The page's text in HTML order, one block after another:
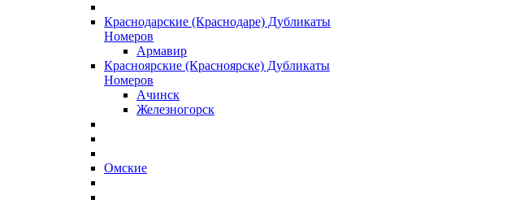
Краснодарские (Краснодаре) Дубликаты
Номеров
Армавир
Красноярские (Красноярске) Дубликаты
Номеров
Ачинск
Железногорск
Омские